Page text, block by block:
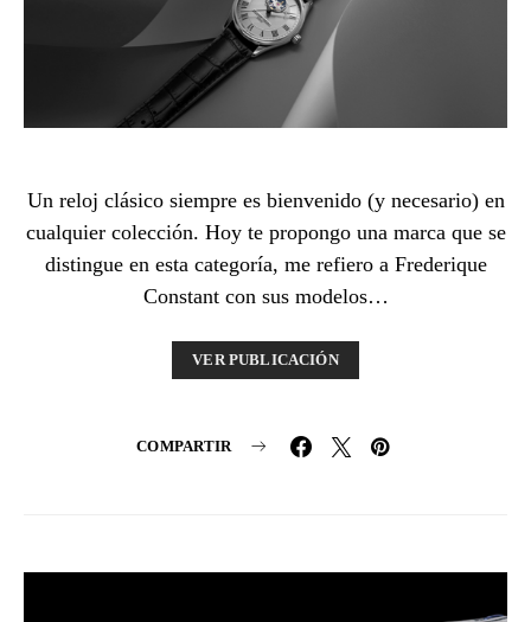
Un reloj clásico siempre es bienvenido (y necesario) en
cualquier colección. Hoy te propongo una marca que se
distingue en esta categoría, me refiero a Frederique
Constant con sus modelos…
VER PUBLICACIÓN
COMPARTIR